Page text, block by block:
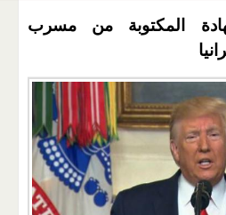
المكتوبة من مسرب